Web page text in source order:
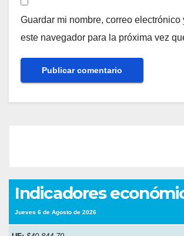
Guardar mi nombre, correo electrónico
este navegador para la próxima vez
Indicadores
Jueves 6 de Agosto de 2026